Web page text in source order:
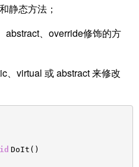
静态方法；
abstract、override修饰的方
、virtual 或 abstract 来修改
DoIt()